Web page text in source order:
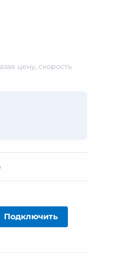
цену, скорость
Подключить